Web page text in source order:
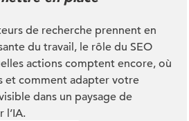
de recherche prennent en
du travail, le rôle du SEO
actions comptent encore, où
et comment adapter votre
dans un paysage de
l’IA.